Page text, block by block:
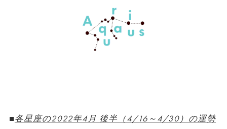
■各星座の2022年4月 後半（4/16～4/30）の運勢